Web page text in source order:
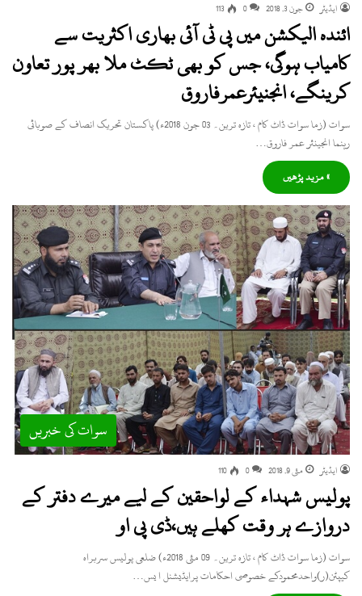
ایڈیٹر جون 3, 2018 0
113
ائندہ الیکشن میں پی ٹی آئی بھاری اکثریت سے
کامیاب ہوگی، جس کو بھی ٹکٹ ملا بھر پور تعاون
کرینگے، انجنیئرعمرفاروق
سوات (زما سوات ڈاٹ کام ، تازہ ترین۔ 03 جون 2018ء) پاکستان تحریک انصاف کے صوبائی
رہنما انجینئر عمر فاروق…
» مزید پڑھیں
سوات کی خبریں
ایڈیٹر مئی 9, 2018 0
110
پولیس شہداء کے لواحقین کے لیے میرے دفتر کے
دروازے ہر وقت کھلے ہیں،ڈی پی او
سوات (زما سوات ڈاٹ کام ، تازہ ترین۔ 09 مئی 2018ء) ضلعی پولیس سربراہ
کیپٹن(ر)واحدمحمودکے خصوصی احکامات پرایڈیشنل ا یس…